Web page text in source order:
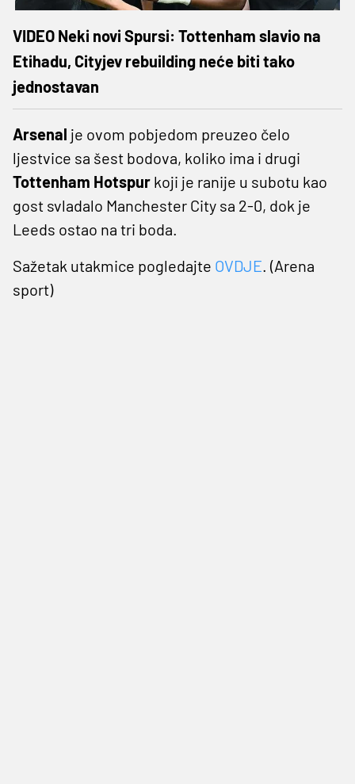
VIDEO Neki novi Spursi: Tottenham slavio na
Etihadu, Cityjev rebuilding neće biti tako
jednostavan
Arsenal je ovom pobjedom preuzeo čelo
ljestvice sa šest bodova, koliko ima i drugi
Tottenham Hotspur koji je ranije u subotu kao
gost svladalo Manchester City sa 2-0, dok je
Leeds ostao na tri boda.
Sažetak utakmice pogledajte OVDJE. (Arena
sport)